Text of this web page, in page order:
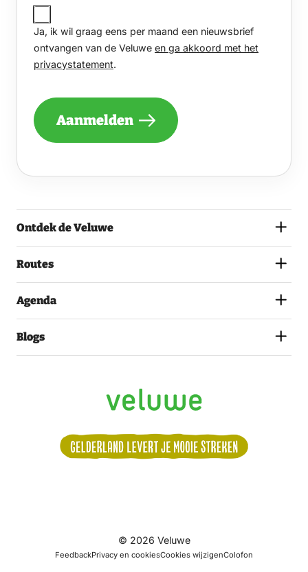
JA,
IK
WIL
GRAAG
PER
EEN
ONTVANGEN
EN
HET
Ja, ik wil graag eens per maand een nieuwsbrief
ontvangen van de Veluwe en ga akkoord met het
privacystatement.
Aanmelden
Ontdek de Veluwe
Routes
Agenda
Blogs
ons:
© 2026 Veluwe
FeedbackPrivacy en cookiesCookies wijzigenColofon